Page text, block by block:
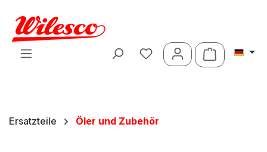
Zum Hauptinhalt springen
Ersatzteile Öler und Zubehör